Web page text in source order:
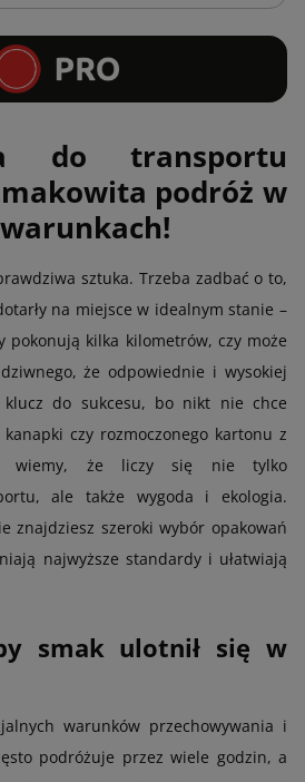
do transportu
podróż w
sztuka. Trzeba zadbać o to,
na miejsce w idealnym stanie –
pokonują kilka kilometrów, czy może
że odpowiednie i wysokiej
klucz do sukcesu, bo nikt nie chce
czy rozmoczonego kartonu z
wiemy, że liczy się nie tylko
ale także wygoda i ekologia.
znajdziesz szeroki wybór opakowań
najwyższe standardy i ułatwiają
smak ulotnił się w
warunków przechowywania i
podróżuje przez wiele godzin, a